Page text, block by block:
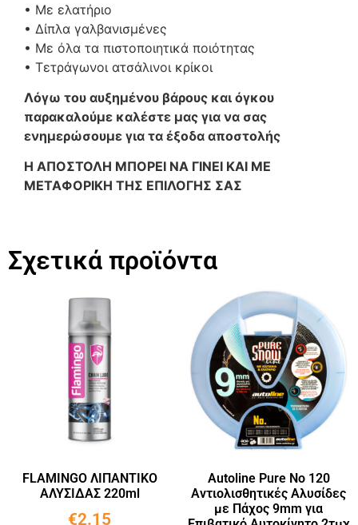
• Με ελατήριο
• Δίπλα γαλβανισμένες
• Με όλα τα πιστοποιητικά ποιότητας
• Τετράγωνοι ατσάλινοι κρίκοι
Λόγω του αυξημένου βάρους και όγκου
παρακαλούμε καλέστε μας για να σας
ενημερώσουμε για τα έξοδα αποστολής
Η ΑΠΟΣΤΟΛΗ ΜΠΟΡΕΙ ΝΑ ΓΙΝΕΙ ΚΑΙ ΜΕ
ΜΕΤΑΦΟΡΙΚΗ ΤΗΣ ΕΠΙΛΟΓΗΣ ΣΑΣ
Σχετικά προϊόντα
FLAMINGO ΛΙΠΑΝΤΙΚΟ
ΑΛΥΣΙΔΑΣ 220ml
€2.15
Autoline Pure No 120
Αντιολισθητικές Αλυσίδες
με Πάχος 9mm για